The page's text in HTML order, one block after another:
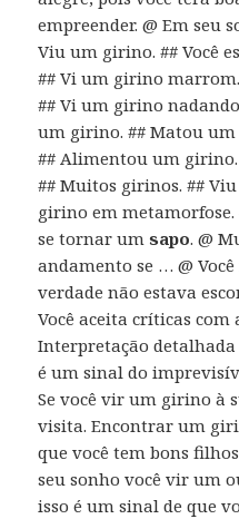
empreender. @ Em seu
Viu um girino. ## Você
## Vi um girino
## Vi um girino
um girino. ## Matou
## Alimentou um
## Muitos girinos. ##
girino em
se tornar umsapo. @
andamento se … @
verdade não estava
Você aceita críticas com
Interpretação
é um sinal do
Se você vir um girino à
visita. Encontrar um
que você tem bons
seu sonho você vir um
isso é um sinal de que